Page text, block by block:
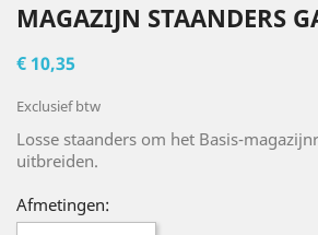
MAGAZIJN STAANDERS
€ 10,35
Exclusief btw
Losse staanders om het Basis-
uitbreiden.
Afmetingen: